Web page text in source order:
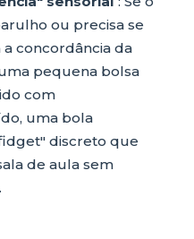
ou precisa se
concordância da
pequena bolsa
com
uma bola
discreto que
de aula sem